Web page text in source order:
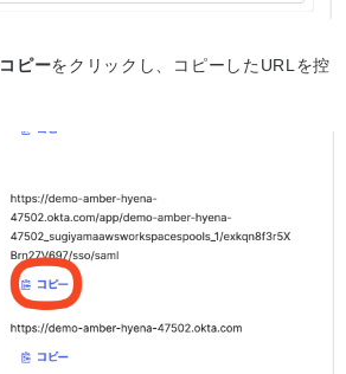
コピーをクリックし、コピーしたURLを控